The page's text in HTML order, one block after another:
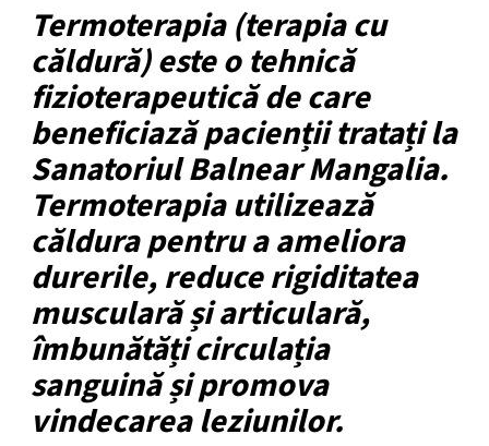
Termoterapia (terapia cu
căldură) este o tehnică
fizioterapeutică de care
beneficiază pacienții tratați la
Sanatoriul Balnear Mangalia.
Termoterapia utilizează
căldura pentru a ameliora
durerile, reduce rigiditatea
musculară și articulară,
îmbunătăți circulația
sanguină și promova
vindecarea leziunilor.